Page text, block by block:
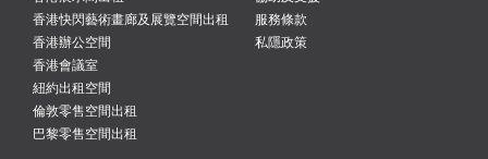
香港快閃藝術畫廊及展覽空間出租
香港辦公空間
香港會議室
紐約出租空間
倫敦零售空間出租
巴黎零售空間出租
服務條款
私隱政策